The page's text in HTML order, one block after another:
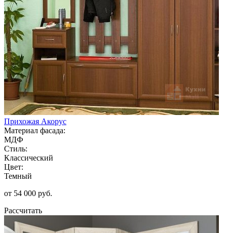
Прихожая Акорус
Материал фасада:
МДФ
Стиль:
Классический
Цвет:
Темный
от 54 000 руб.
Рассчитать